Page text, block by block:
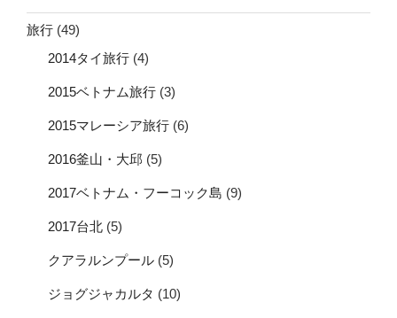
旅行 (49)
2014タイ旅行 (4)
2015ベトナム旅行 (3)
2015マレーシア旅行 (6)
2016釜山・大邱 (5)
2017ベトナム・フーコック島 (9)
2017台北 (5)
クアラルンプール (5)
ジョグジャカルタ (10)